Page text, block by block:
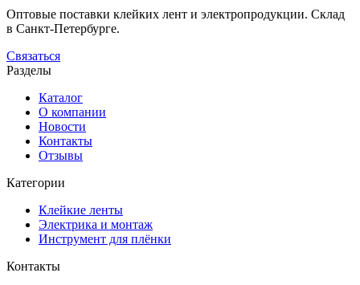
Оптовые поставки клейких лент и электропродукции. Склад
в Санкт-Петербурге.
Связаться
Разделы
Каталог
О компании
Новости
Контакты
Отзывы
Категории
Клейкие ленты
Электрика и монтаж
Инструмент для плёнки
Контакты